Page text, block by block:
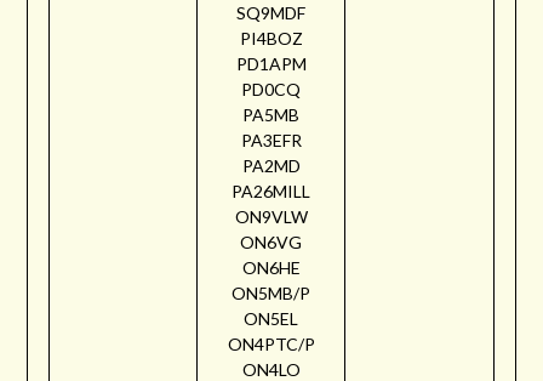
SQ9MDF
PI4BOZ
PD1APM
PD0CQ
PA5MB
PA3EFR
PA2MD
PA26MILL
ON9VLW
ON6VG
ON6HE
ON5MB/P
ON5EL
ON4PTC/P
ON4LO